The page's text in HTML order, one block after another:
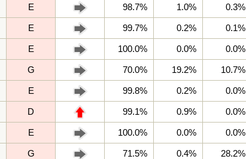
E 98.7% 1.0% 0.3%
E 99.7% 0.2% 0.1%
E 100.0% 0.0% 0.0%
G 70.0% 19.2% 10.7%
E 99.8% 0.2% 0.0%
D 99.1% 0.9% 0.0%
E 100.0% 0.0% 0.0%
G 71.5% 0.4% 28.2%